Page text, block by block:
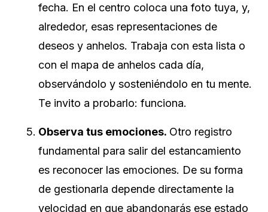
fecha. En el centro coloca una foto tuya, y,
alrededor, esas representaciones de
deseos y anhelos. Trabaja con esta lista o
con el mapa de anhelos cada día,
observándolo y sosteniéndolo en tu mente.
Te invito a probarlo: funciona.
Observa tus emociones. Otro registro
fundamental para salir del estancamiento
es reconocer las emociones. De su forma
de gestionarla depende directamente la
velocidad en que abandonarás ese estado